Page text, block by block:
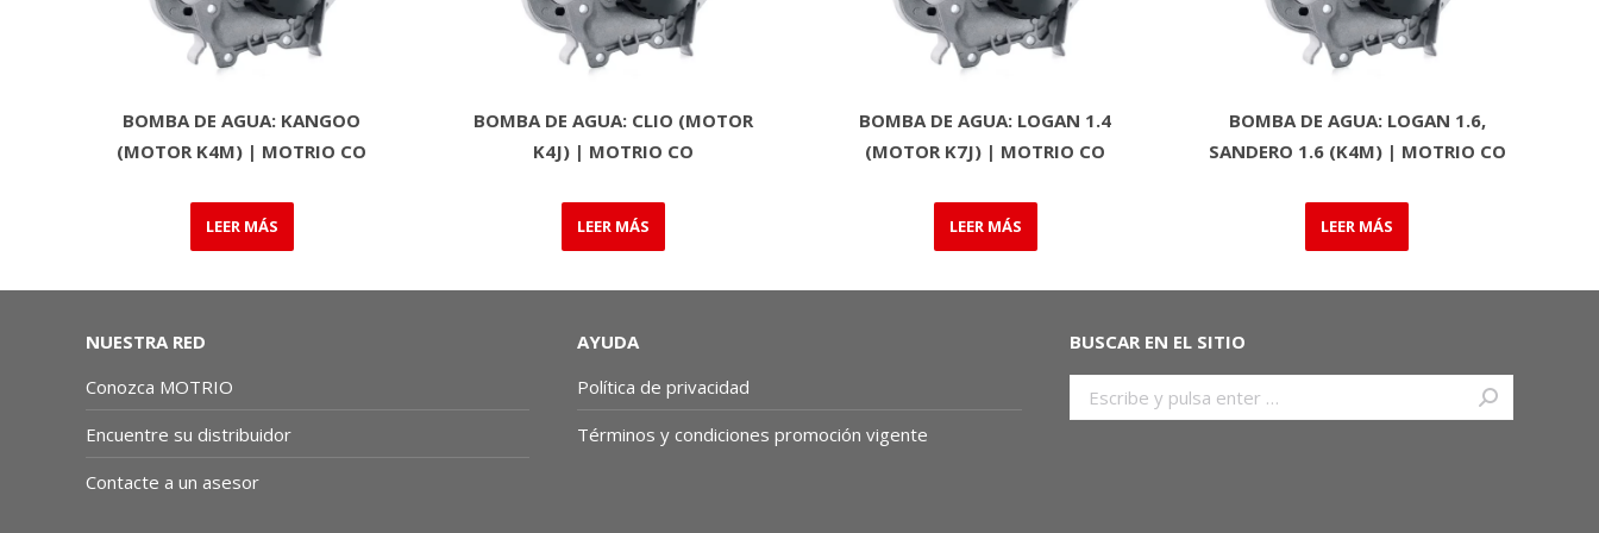
BOMBA DE AGUA: KANGOO
(MOTOR K4M) | MOTRIO CO
LEER MÁS
BOMBA DE AGUA: CLIO (MOTOR
K4J) | MOTRIO CO
LEER MÁS
BOMBA DE AGUA: LOGAN 1.4
(MOTOR K7J) | MOTRIO CO
LEER MÁS
BOMBA DE AGUA: LOGAN 1.6,
SANDERO 1.6 (K4M) | MOTRIO CO
LEER MÁS
NUESTRA RED
Conozca MOTRIO
Encuentre su distribuidor
Contacte a un asesor
AYUDA
Política de privacidad
Términos y condiciones promoción vigente
BUSCAR EN EL SITIO